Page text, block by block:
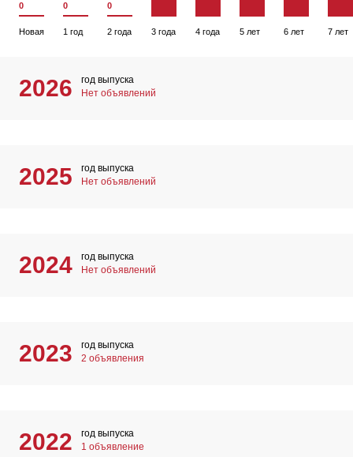
0
Новая
0
1 год
0
2 года 3 года 4 года 5 лет 6 лет 7 лет
2026
год выпуска
Нет объявлений
2025
год выпуска
Нет объявлений
2024
год выпуска
Нет объявлений
2023
год выпуска
2 объявления
2022
год выпуска
1 объявление